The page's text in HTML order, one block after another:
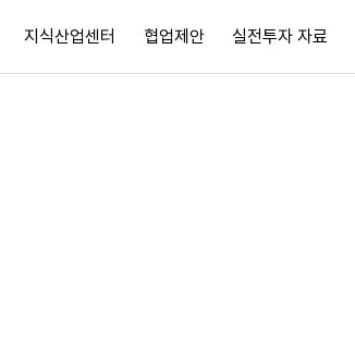
지식산업센터 협업제안 실전투자 자료